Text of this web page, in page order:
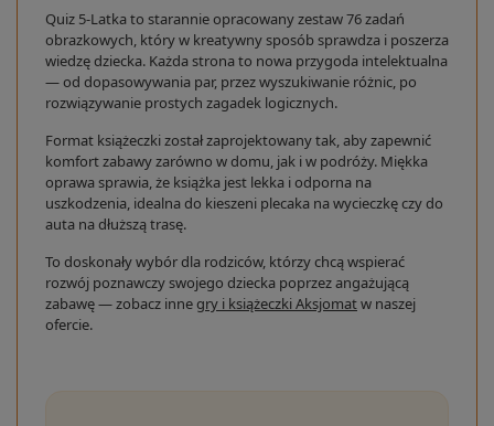
Quiz 5-Latka to starannie opracowany zestaw 76 zadań
obrazkowych, który w kreatywny sposób sprawdza i poszerza
wiedzę dziecka. Każda strona to nowa przygoda intelektualna
— od dopasowywania par, przez wyszukiwanie różnic, po
rozwiązywanie prostych zagadek logicznych.
Format książeczki został zaprojektowany tak, aby zapewnić
komfort zabawy zarówno w domu, jak i w podróży. Miękka
oprawa sprawia, że książka jest lekka i odporna na
uszkodzenia, idealna do kieszeni plecaka na wycieczkę czy do
auta na dłuższą trasę.
To doskonały wybór dla rodziców, którzy chcą wspierać
rozwój poznawczy swojego dziecka poprzez angażującą
zabawę — zobacz innegry i książeczki Aksjomatw naszej
ofercie.